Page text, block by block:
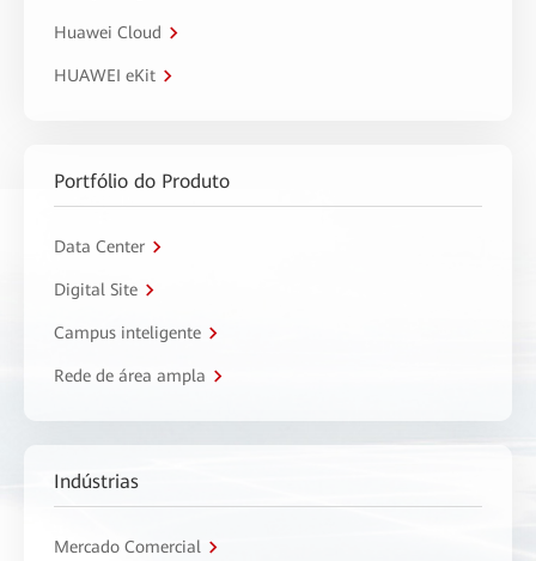
Huawei Cloud
HUAWEI eKit
Portfólio do Produto
Data Center
Digital Site
Campus inteligente
Rede de área ampla
Indústrias
Mercado Comercial